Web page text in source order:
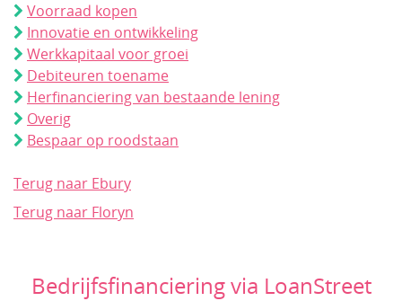
Voorraad kopen
Innovatie en ontwikkeling
Werkkapitaal voor groei
Debiteuren toename
Herfinanciering van bestaande lening
Overig
Bespaar op roodstaan
Terug naar Ebury
Terug naar Floryn
Bedrijfsfinanciering via LoanStreet